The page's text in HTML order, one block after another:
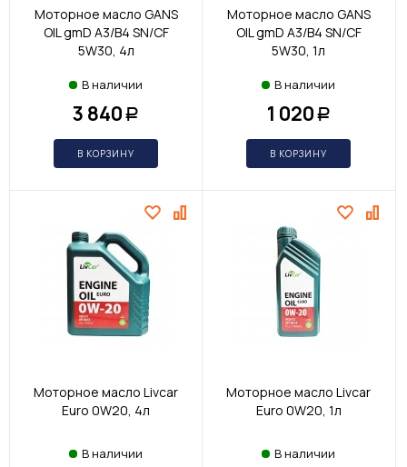
Моторное масло GANS
OIL gmD A3/B4 SN/CF
5W30, 4л
В наличии
3 840 Р
В КОРЗИНУ
Моторное масло GANS
OIL gmD A3/B4 SN/CF
5W30, 1л
В наличии
1 020 Р
В КОРЗИНУ
Моторное масло Livcar
Euro 0W20, 4л
В наличии
Моторное масло Livcar
Euro 0W20, 1л
В наличии